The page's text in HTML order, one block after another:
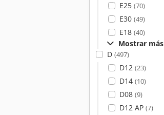
E25 (70)
E30 (49)
E18 (40)
Mostrar más
D (497)
D12 (23)
D14 (10)
D08 (9)
D12 AP (7)